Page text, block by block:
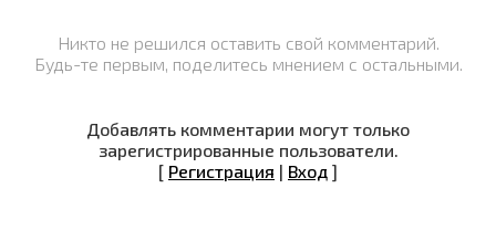
Никто не решился оставить свой комментарий.
Будь-те первым, поделитесь мнением с остальными.
Добавлять комментарии могут только
зарегистрированные пользователи.
[ Регистрация | Вход ]